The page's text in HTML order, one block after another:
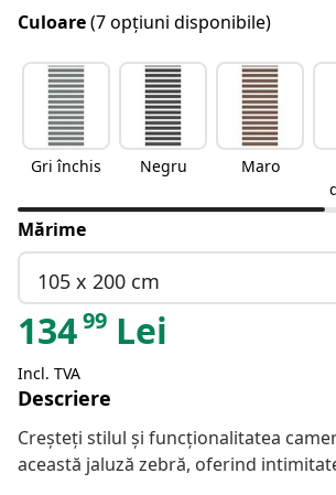
Culoare(7 opțiuni disponibile)
Gri închis Negru Maro
Mărime
105 x 200 cm
13499 Lei
Incl. TVA
Descriere
Creșteți stilul și funcționalitatea
această jaluză zebră, oferind